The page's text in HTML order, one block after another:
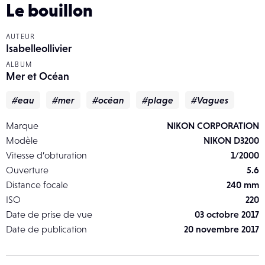
Le bouillon
AUTEUR
Isabelleollivier
ALBUM
Mer et Océan
#eau #mer #océan #plage #Vagues
Marque
NIKON CORPORATION
Modèle
NIKON D3200
Vitesse d’obturation
1/2000
Ouverture
5.6
Distance focale
240 mm
ISO
220
Date de prise de vue
03 octobre 2017
Date de publication
20 novembre 2017